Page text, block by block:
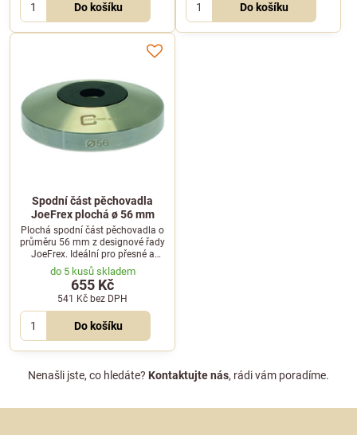
Do košíku Do košíku
Spodní část pěchovadla
JoeFrex plochá ø 56 mm
Plochá spodní část pěchovadla o
průměru 56 mm z designové řady
JoeFrex. Ideální pro přesné a
rovnoměrné stlačení mleté kávy v
portafiltru kávovaru.
do 5 kusů skladem
655 Kč
541 Kč bez DPH
Do košíku
Nenašli jste, co hledáte? Kontaktujte nás, rádi vám poradíme.